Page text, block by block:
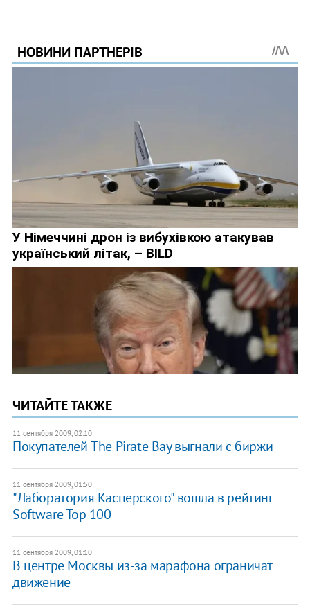
ЧИТАЙТЕ ТАКЖЕ
11 сентября 2009, 02:10
Покупателей The Pirate Bay выгнали с биржи
11 сентября 2009, 01:50
"Лаборатория Касперского" вошла в рейтинг
Software Top 100
11 сентября 2009, 01:10
В центре Москвы из-за марафона ограничат
движение